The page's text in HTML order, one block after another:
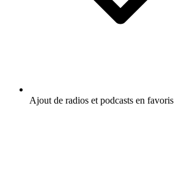
Ajout de radios et podcasts en favoris